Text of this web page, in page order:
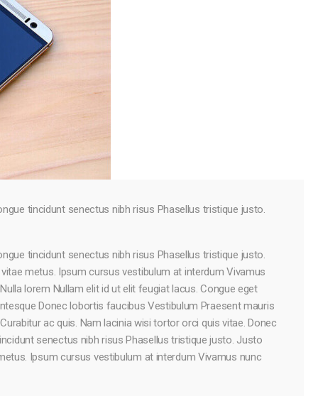
tincidunt senectus nibh risus Phasellus tristique justo.
tincidunt senectus nibh risus Phasellus tristique justo.
metus. Ipsum cursus vestibulum at interdum Vivamus
lorem Nullam elit id ut elit feugiat lacus. Congue eget
Donec lobortis faucibus Vestibulum Praesent mauris
ac quis. Nam lacinia wisi tortor orci quis vitae. Donec
senectus nibh risus Phasellus tristique justo. Justo
Ipsum cursus vestibulum at interdum Vivamus nunc